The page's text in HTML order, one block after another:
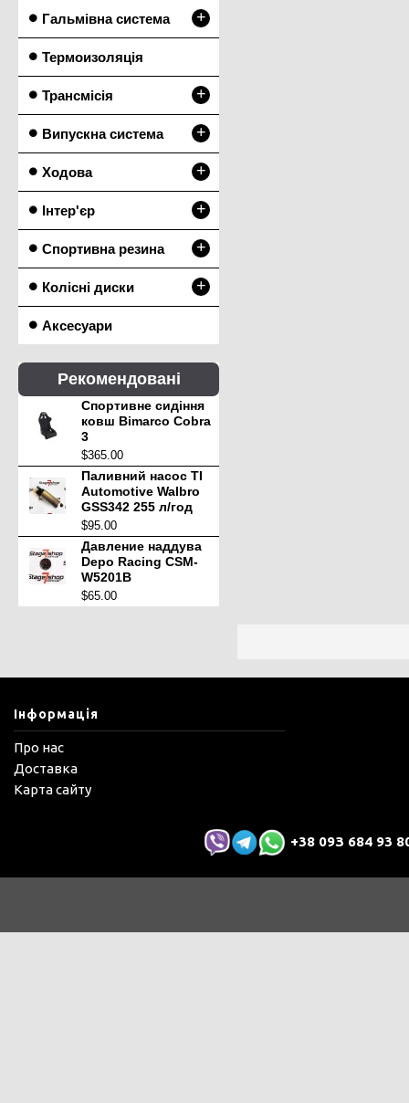
Гальмівна система +
Термоизоляція
Трансмісія +
Випускна система +
Ходова +
Інтер'єр +
Спортивна резина +
Колісні диски +
Аксесуари
Рекомендовані
Спортивне сидіння
ковш Bimarco Cobra
3
$365.00
Паливний насос TI
Automotive Walbro
GSS342 255 л/год
$95.00
Давление наддува
Depo Racing CSM-
W5201B
$65.00
Інформація
Про нас
Доставка
Карта сайту
+38 09З 684 93